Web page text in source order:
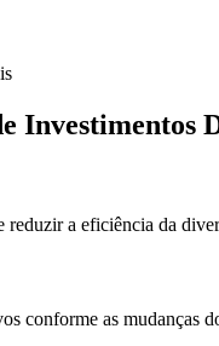
Investimentos
reduzir a eficiência da
conforme as mudanças